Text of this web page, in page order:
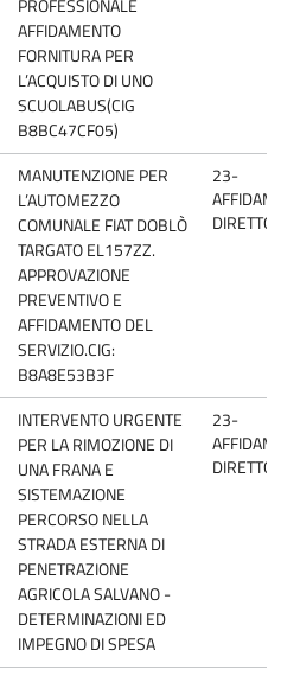
PROFESSIONALE
AFFIDAMENTO
FORNITURA PER
L’ACQUISTO DI UNO
SCUOLABUS(CIG
B8BC47CF05)
MANUTENZIONE PER
L’AUTOMEZZO
COMUNALE FIAT DOBLÒ
TARGATO EL157ZZ.
APPROVAZIONE
PREVENTIVO E
AFFIDAMENTO DEL
SERVIZIO.CIG:
B8A8E53B3F
23-
DIRETTO
INTERVENTO URGENTE
PER LA RIMOZIONE DI
UNA FRANA E
SISTEMAZIONE
PERCORSO NELLA
STRADA ESTERNA DI
PENETRAZIONE
AGRICOLA SALVANO -
DETERMINAZIONI ED
IMPEGNO DI SPESA
23-
DIRETTO